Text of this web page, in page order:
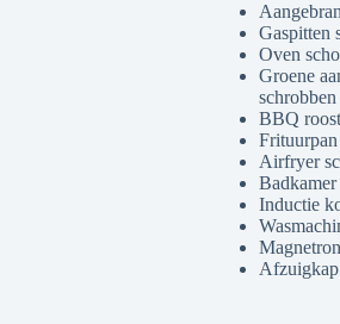
Gaspitten
Oven
Groene
schrobben
BBQ
Airfryer
Inductie
Afzuigkap